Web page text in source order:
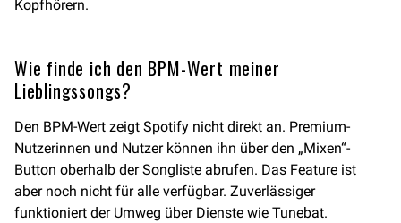
Kopfhörern.
Wie finde ich den BPM-Wert meiner
Lieblingssongs?
Den BPM-Wert zeigt Spotify nicht direkt an. Premium-
Nutzerinnen und Nutzer können ihn über den „Mixen“-
Button oberhalb der Songliste abrufen. Das Feature ist
aber noch nicht für alle verfügbar. Zuverlässiger
funktioniert der Umweg über Dienste wie Tunebat.